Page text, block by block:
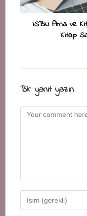
ISBN Alma ve
Kitap
Bir yanıt yazın
Comment
Enter
your